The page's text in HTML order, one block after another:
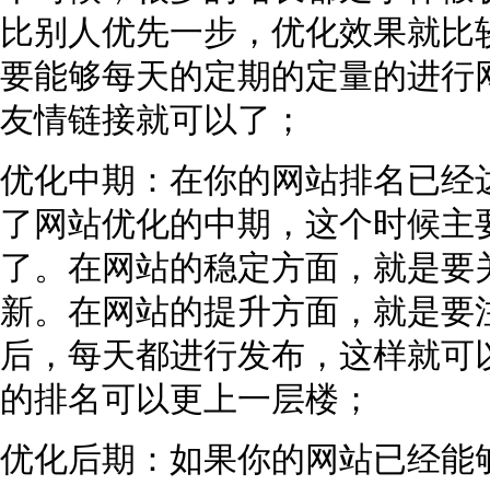
比别人优先一步，优化效果就
要能够每天的定期的定量的进
友情链接就可以了；
优化中期：在你的网站排名已
了网站优化的中期，这个时候
了。在网站的稳定方面，就是
新。在网站的提升方面，就是
后，每天都进行发布，这样就
的排名可以更上一层楼；
优化后期：如果你的网站已经